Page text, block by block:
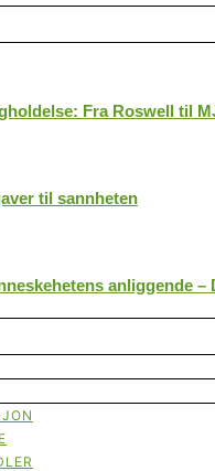
Fra Roswell til
til sannheten
anliggende –